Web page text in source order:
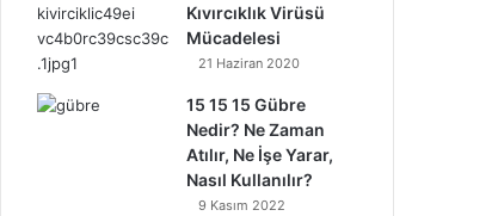
Kıvırcıklık Virüsü
Mücadelesi
21 Haziran 2020
15 15 15 Gübre
Nedir? Ne Zaman
Atılır, Ne İşe Yarar,
Nasıl Kullanılır?
9 Kasım 2022